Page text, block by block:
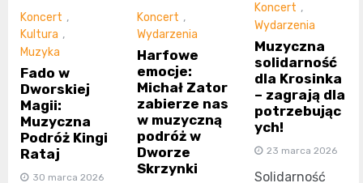
Koncert ,
Kultura ,
Muzyka
Fado w
Dworskiej
Magii:
Muzyczna
Podróż Kingi
Rataj
30 marca 2026
Koncert ,
Wydarzenia
Harfowe
emocje:
Michał Zator
zabierze nas
w muzyczną
podróż w
Dworze
Skrzynki
Koncert ,
Wydarzenia
Muzyczna
solidarność
dla Krosinka
– zagrają dla
potrzebując
ych!
23 marca 2026
Solidarność